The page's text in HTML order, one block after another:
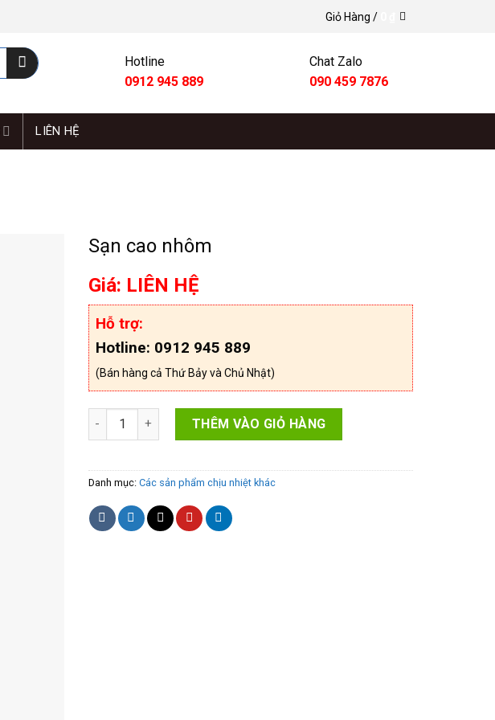
Giỏ Hàng /
Hotline
0912 945 889
Chat Zalo
090 459 7876
LIÊN HỆ
Sạn cao nhôm
Giá: LIÊN HỆ
Hỗ trợ:
Hotline: 0912 945 889
(Bán hàng cả Thứ Bảy và Chủ Nhật)
Sạn cao nhôm số lượngTHÊM VÀO GIỎ HÀNG
Danh mục: Các sản phẩm chịu nhiệt khác